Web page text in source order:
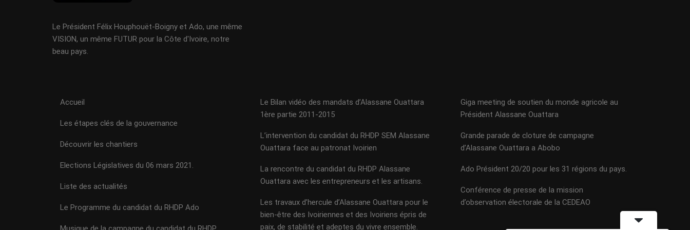
Le Président Félix Houphouët-Boigny et Ado, une même
VISION, un même FUTUR pour la Côte d'Ivoire, notre
beau pays.
Accueil
Les étapes clés de la gouvernance
Découvrir les chantiers
Elections Législatives du 06 mars 2021.
Liste des actualités
Le Programme du candidat du RHDP Ado
Le Bilan vidéo des mandats d’Alassane Ouattara
1ère partie 2011-2015
L’intervention du candidat du RHDP SEM Alassane
Ouattara face au patronat Ivoirien
La rencontre du candidat du RHDP Alassane
Ouattara avec les entrepreneurs et les artisans.
Les travaux d’hercule d’Alassane Ouattara pour le
bien-être des Ivoiriennes et des Ivoiriens épris de
paix, de stabilité et adeptes du vivre ensemble.
Giga meeting de soutien du monde agricole au
Président Alassane Ouattara
Grande parade de cloture de campagne
d’Alassane Ouattara a Abobo
Ado Président 20/20 pour les 31 régions du pays.
Conférence de presse de la mission
d’observation électorale de la CEDEAO